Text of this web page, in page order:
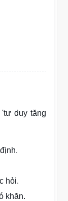
duy tăng
hỏi.
khăn.